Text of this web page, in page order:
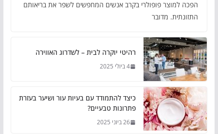
הפכה למוצר פופולרי בקרב אנשים המחפשים לשפר את בריאותם
התזונתית. מדובר
רהיטי יוקרה לבית – לשדרוג האווירה
4 ביולי 2025
כיצד להתמודד עם בעיות עור ושיער בעזרת
פתרונות טבעיים?
26 ביוני 2025